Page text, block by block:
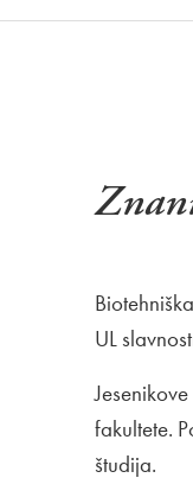
UL
fakultete.
študija.